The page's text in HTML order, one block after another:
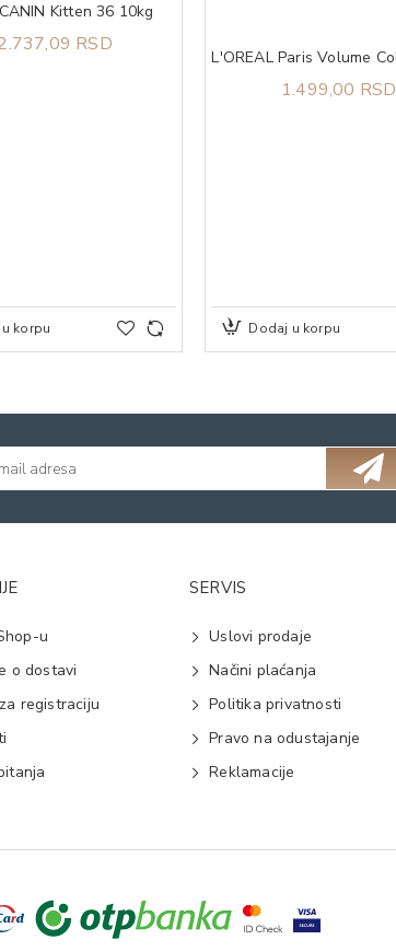
Kitten 36 10kg
RSD
korpu
1.499,00 RSD
Dodaj u korpu
u
o dostavi
registraciju
SERVIS
Uslovi prodaje
Načini plaćanja
Politika privatnosti
Pravo na odustajanje
Reklamacije